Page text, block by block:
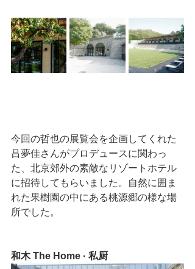
今回の哲也の展覧会を企画してくれた
吕夢佳さんがプロデュースに関わっ
た、北京郊外の素敵なリゾートホテル
に招待してもらいました。自然に囲ま
れた果樹園の中にある桃源郷の様な場
所でした。
和木 The Home · 私厨